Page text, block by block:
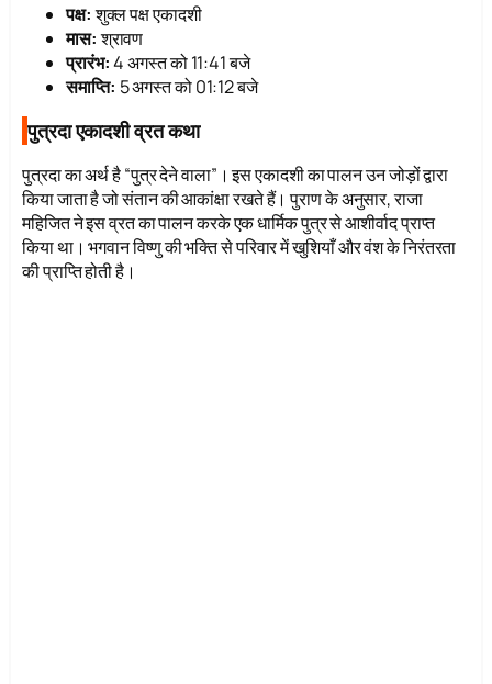
पक्ष:शुक्ल पक्ष एकादशी
मास:श्रावण
प्रारंभ:4 अगस्त को 11:41 बजे
समाप्ति: 5 अगस्त को 01:12 बजे
पुत्रदा एकादशी व्रत कथा
पुत्रदा का अर्थ है “पुत्र देने वाला”। इस एकादशी का पालन उन जोड़ों द्वारा
किया जाता है जो संतान की आकांक्षा रखते हैं। पुराण के अनुसार, राजा
महिजित ने इस व्रत का पालन करके एक धार्मिक पुत्र से आशीर्वाद प्राप्त
किया था। भगवान विष्णु की भक्ति से परिवार में खुशियाँ और वंश के निरंतरता
की प्राप्ति होती है।